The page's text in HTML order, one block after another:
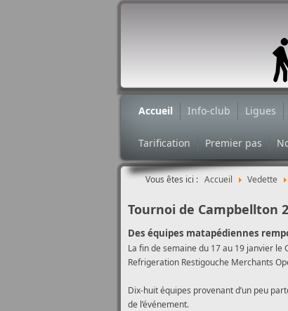
Accueil Info-club Ligues
Tarification Premier pas
Vous êtes ici : Accueil Vedette
Tournoi de Campbellton
Des équipes matapédiennes
La fin de semaine du 17 au 19 janvier
Refrigeration Restigouche Merchants
Dix-huit équipes provenant d’un peu
de l’événement.